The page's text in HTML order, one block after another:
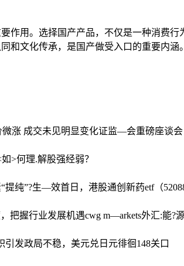
作用。选择国产产品，不仅是一种消费
和文化传承，是国产做受入口的重要内涵。
微涨 成交未见明显变化证监—会重磅座谈会
>何理.解股强经弱？
“提纯”?生—效首日，港股通创新药etf（
把握行业发展机遇cwg m—arkets外汇:能?
引发政局不稳，美元兑日元徘徊148关口